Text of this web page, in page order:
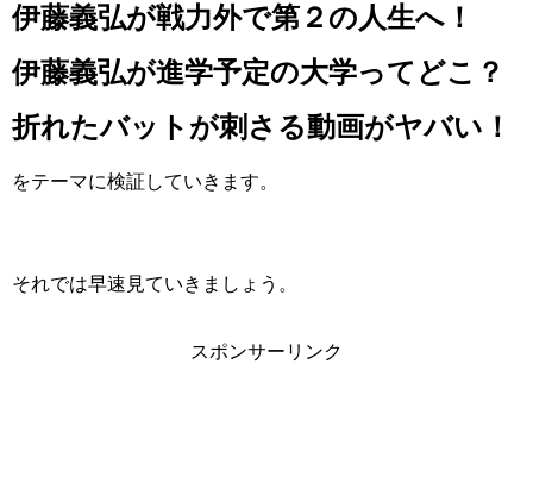
伊藤義弘が戦力外で第２の人生へ！
伊藤義弘が進学予定の大学ってどこ？
折れたバットが刺さる動画がヤバい！
をテーマに検証していきます。
それでは早速見ていきましょう。
スポンサーリンク